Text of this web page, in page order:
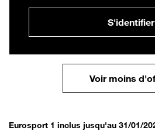
S'identifier
Voir moins
Eurosport 1 inclus jusqu'au 31/01/